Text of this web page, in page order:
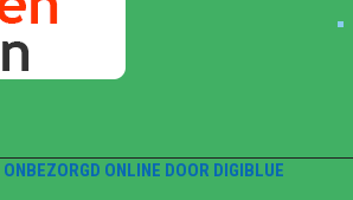
ONBEZORGD ONLINE DOOR DIGIBLUE